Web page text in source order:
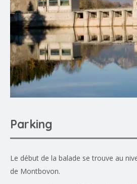
Parking
Le début de la balade se trouve au
de Montbovon.